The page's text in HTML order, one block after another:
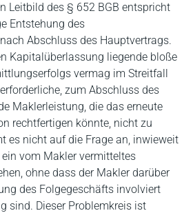
Leitbild des § 652 BGB entspricht
Entstehung des
Abschluss des Hauptvertrags.
Kapitalüberlassung liegende bloße
vermag im Streitfall
zum Abschluss des
Maklerleistung, die das erneute
rechtfertigen könnte, nicht zu
es nicht auf die Frage an, inwieweit
vom Makler vermitteltes
ohne dass der Makler darüber
des Folgegeschäfts involviert
sind. Dieser Problemkreis ist